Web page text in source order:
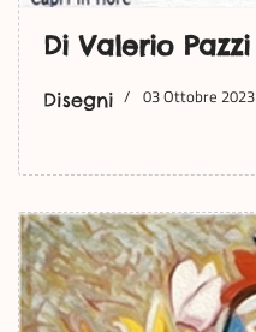
Di Valerio Pazzi
Disegni 03 Ottobre 2023